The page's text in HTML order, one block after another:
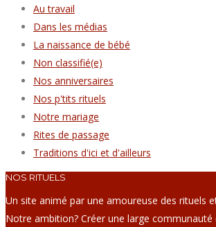
Au travail
Dans les médias
La naissance de bébé
Non classifié(e)
Nos anniversaires
Nos p'tits rituels
Notre mariage
Rites de passage
Traditions d'ici et d'ailleurs
NOS RITUELS
Un site animé par une amoureuse des rituels
Notre ambition? Créer une large communauté